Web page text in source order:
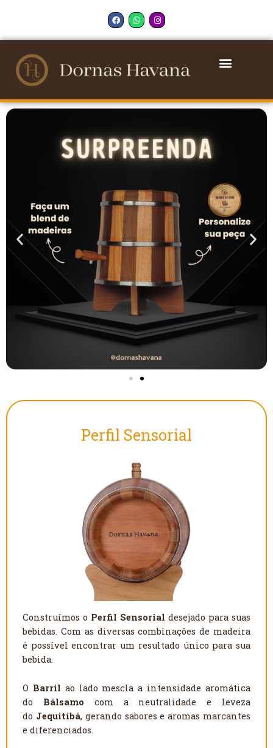
Perfil Sensorial
Construímos o Perfil Sensorial desejado para suas
bebidas. Com as diversas combinações de madeira
é possível encontrar um resultado único para sua
bebida.
O Barril ao lado mescla a intensidade aromática
do Bálsamo com a neutralidade e leveza
do Jequitibá, gerando sabores e aromas marcantes
e diferenciados.